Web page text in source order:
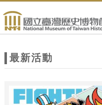
站最新活動